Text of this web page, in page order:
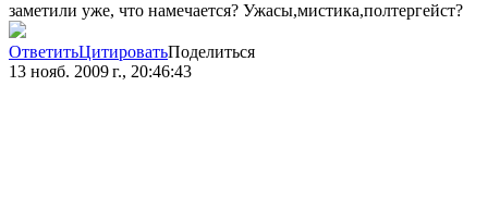
заметили уже, что намечается? Ужасы,мистика,полтергейст?
ОтветитьЦитироватьПоделиться
13 нояб. 2009 г., 20:46:43